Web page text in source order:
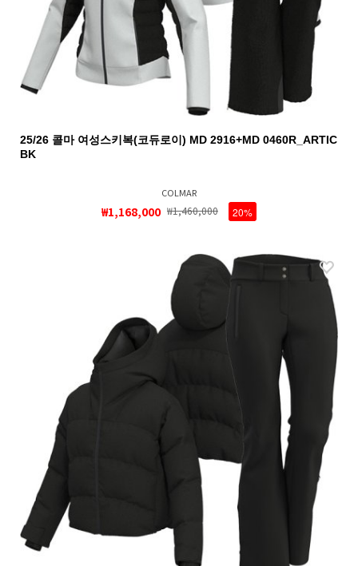
25/26 콜마 여성스키복(코듀로이) MD 2916+MD 0460R_ARTIC
BK
COLMAR
₩1,168,000 ₩1,460,000 20%